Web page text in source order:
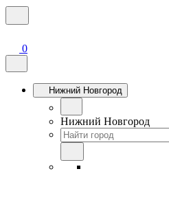
0
Нижний Новгород
Нижний Новгород